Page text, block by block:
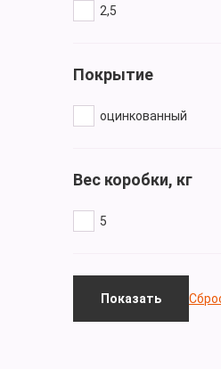
2,5
Покрытие
оцинкованный
Вес коробки, кг
5
Показать